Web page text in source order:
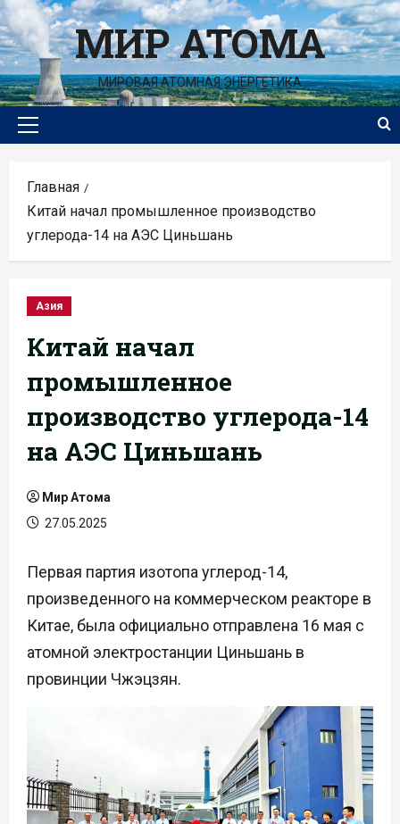
Перейти
к
содержимомуМИР АТОМА
МИРОВАЯ АТОМНАЯ ЭНЕРГЕТИКА
Основное
Главная
Китай начал промышленное производство
углерода-14 на АЭС Циньшань
Азия
Китай начал
промышленное
производство углерода-14
на АЭС Циньшань
Мир Атома
27.05.2025
Первая партия изотопа углерод-14,
произведенного на коммерческом реакторе в
Китае, была официально отправлена 16 мая с
атомной электростанции Циньшань в
провинции Чжэцзян.